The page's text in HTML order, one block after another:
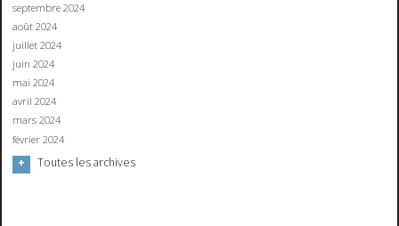
septembre 2024
août 2024
juillet 2024
juin 2024
mai 2024
avril 2024
mars 2024
février 2024
Toutes les archives